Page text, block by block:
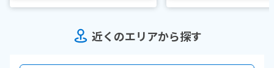
近くのエリアから探す